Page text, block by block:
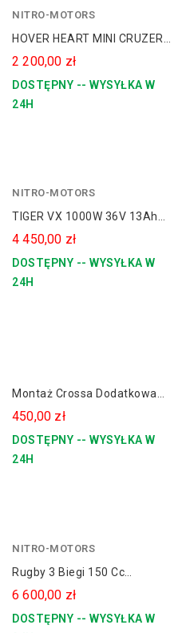
NITRO-MOTORS
HOVER HEART MINI CRUZER
K1 99CC KOŁA 6
2 200,00 zł
DOSTĘPNY -- WYSYŁKA W
24H
NITRO-MOTORS
TIGER VX 1000W 36V 13Ah
Lithium 12/12" Cross
Elektryczny
4 450,00 zł
DOSTĘPNY -- WYSYŁKA W
24H
Montaż Crossa Dodatkowa
Sztuka
450,00 zł
DOSTĘPNY -- WYSYŁKA W
24H
NITRO-MOTORS
Rugby 3 Biegi 150 Cc
Spalinowy Quad 8" Platin
Line
6 600,00 zł
DOSTĘPNY -- WYSYŁKA W